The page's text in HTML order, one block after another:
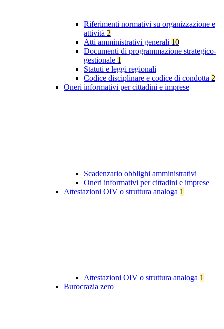
Riferimenti normativi su organizzazione e
attività 2
Atti amministrativi generali 10
Documenti di programmazione strategico-
gestionale 1
Statuti e leggi regionali
Codice disciplinare e codice di condotta 2
Oneri informativi per cittadini e imprese
Scadenzario obblighi amministrativi
Oneri informativi per cittadini e imprese
Attestazioni OIV o struttura analoga 1
Attestazioni OIV o struttura analoga 1
Burocrazia zero